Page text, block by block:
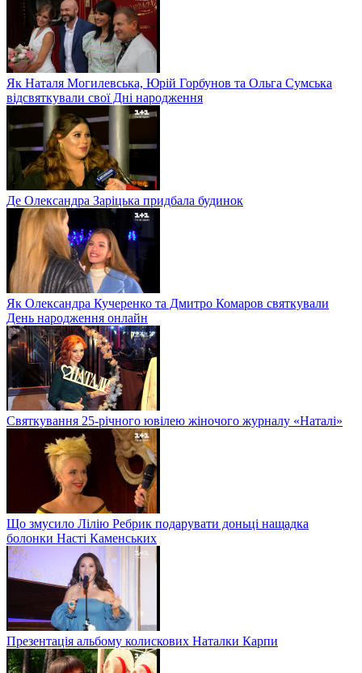
Як Наталя Могилевська, Юрій Горбунов та Ольга Сумська
відсвяткували свої Дні народження
Де Олександра Заріцька придбала будинок
Як Олександра Кучеренко та Дмитро Комаров святкували
День народження онлайн
Святкування 25-річного ювілею жіночого журналу «Наталі»
Що змусило Лілію Ребрик подарувати доньці нащадка
болонки Насті Каменських
Презентація альбому колискових Наталки Карпи